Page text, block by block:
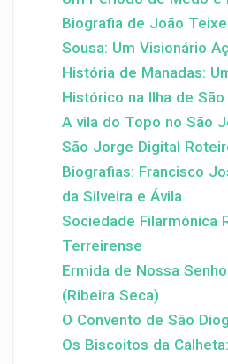
Biografia de João
Sousa: Um Visionário
História de Manadas:
Histórico na Ilha de
A vila do Topo no São
São Jorge Digital
Biografias: Francisco
da Silveira e Ávila
Sociedade Filarmónica
Terreirense
Ermida de Nossa
(Ribeira Seca)
O Convento de São
Os Biscoitos da